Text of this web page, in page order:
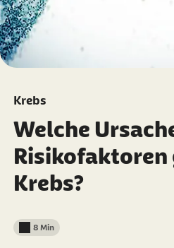
Krebs
Welche
Risikofaktoren
Krebs?
Lesedauer weniger als
8 Min